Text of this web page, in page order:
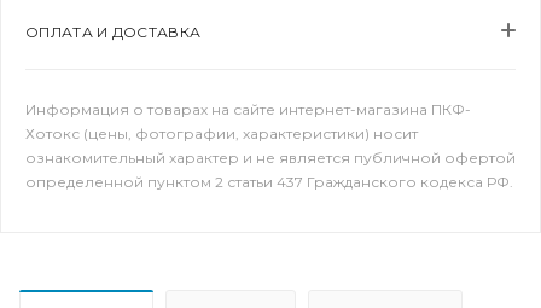
ОПЛАТА И ДОСТАВКА
Информация о товарах на сайте интернет-магазина ПКФ-
Хотокс (цены, фотографии, характеристики) носит
ознакомительный характер и не является публичной офертой
определенной пунктом 2 статьи 437 Гражданского кодекса РФ.